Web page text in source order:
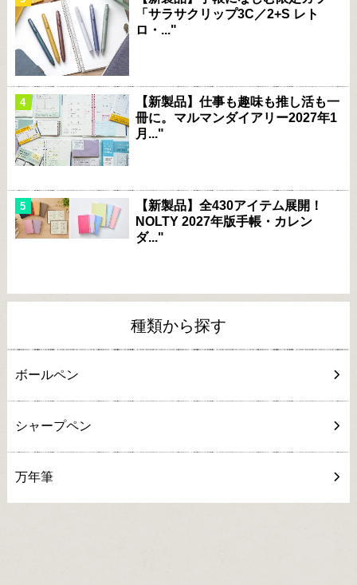
「サラサクリップ3C／2+S レト
ロ・..."
【新製品】仕事も趣味も推し活も一
冊に。マルマンダイアリー2027年1
月..."
【新製品】全430アイテム展開！
NOLTY 2027年版手帳・カレン
ダ..."
種類から探す
ボールペン
シャープペン
万年筆